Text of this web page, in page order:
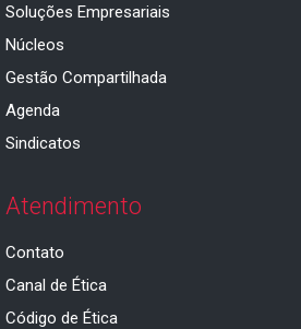
Soluções Empresariais
Núcleos
Gestão Compartilhada
Agenda
Sindicatos
Atendimento
Contato
Canal de Ética
Código de Ética